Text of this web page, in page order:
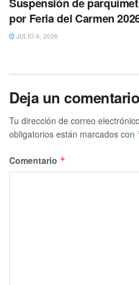
por Feria del Carmen
JULIO 6, 2026
Deja un comentario
Tu dirección de correo
obligatorios están marcados con
Comentario *